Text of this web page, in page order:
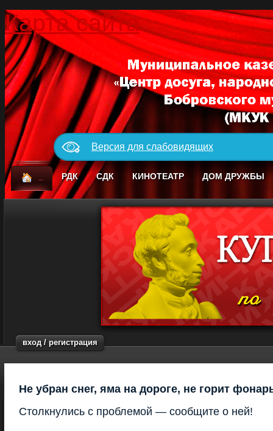
Карта сайта
Версия для слабовидящих
РДК СДК КИНОТЕАТР ДОМ ДРУЖБЫ
вход / регистрация
Не убран снег, яма на дороге, не горит
Столкнулись с проблемой — сообщите о ней!